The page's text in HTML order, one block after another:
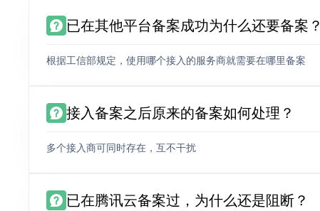
已在其他平台备案成功为什么还要备案？
根据工信部规定，使用哪个接入的服务商就需要在哪里备案
接入备案之后原来的备案如何处理？
多个接入商可同时存在，互不干扰
已在腾讯云备案过，为什么还是阻断？